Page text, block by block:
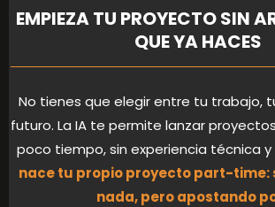
EMPIEZA TU PROYECTO SIN
QUE YA HACES
No tienes que elegir entre tu trabajo,
futuro. La IA te permite lanzar
poco tiempo, sin experiencia técnica
nace tu propio proyecto part-time:
nada, pero apostando